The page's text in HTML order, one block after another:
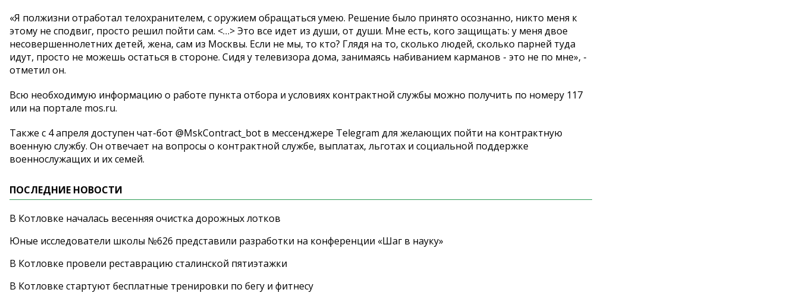
«Я полжизни отработал телохранителем, с оружием обращаться умею. Решение было принято осознанно, никто меня к
этому не сподвиг, просто решил пойти сам. <…> Это все идет из души, от души. Мне есть, кого защищать: у меня двое
несовершеннолетних детей, жена, сам из Москвы. Если не мы, то кто? Глядя на то, сколько людей, сколько парней туда
идут, просто не можешь остаться в стороне. Сидя у телевизора дома, занимаясь набиванием карманов - это не по мне», -
отметил он.
Всю необходимую информацию о работе пункта отбора и условиях контрактной службы можно получить по номеру 117
или на портале mos.ru.
Также с 4 апреля доступен чат-бот @MskContract_bot в мессенджере Telegram для желающих пойти на контрактную
военную службу. Он отвечает на вопросы о контрактной службе, выплатах, льготах и социальной поддержке
военнослужащих и их семей.
ПОСЛЕДНИЕ НОВОСТИ
В Котловке началась весенняя очистка дорожных лотков
Юные исследователи школы №626 представили разработки на конференции «Шаг в науку»
В Котловке провели реставрацию сталинской пятиэтажки
В Котловке стартуют бесплатные тренировки по бегу и фитнесу